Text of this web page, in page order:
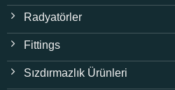
Radyatörler
Fittings
Sızdırmazlık Ürünleri